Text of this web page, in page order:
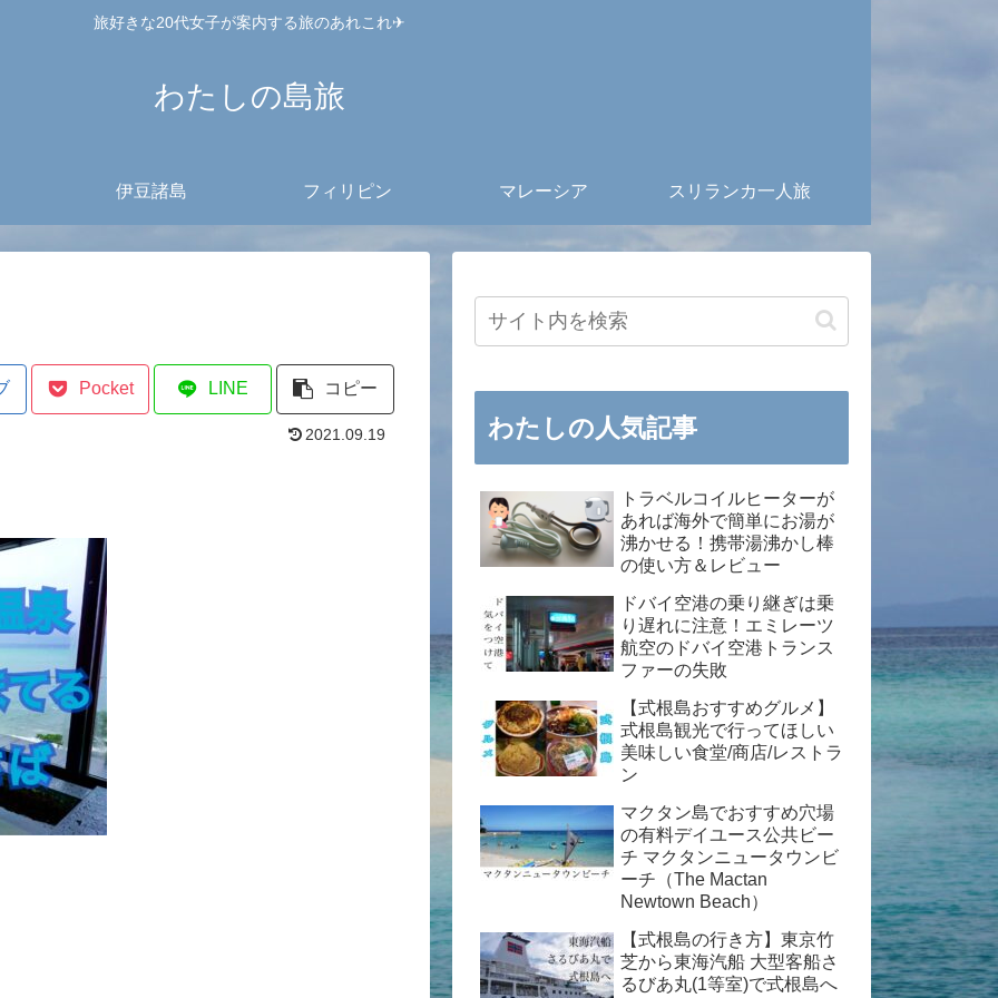
旅好きな20代女子が案内する旅のあれこれ✈︎
わたしの島旅
伊豆諸島 フィリピン マレーシア スリランカ一人旅
Pocket LINE コピー
2021.09.19 わたしの人気記事
トラベルコイルヒーターが
あれば海外で簡単にお湯が
沸かせる！携帯湯沸かし棒
の使い方＆レビュー
ドバイ空港の乗り継ぎは乗
り遅れに注意！エミレーツ
航空のドバイ空港トランス
ファーの失敗
【式根島おすすめグルメ】
式根島観光で行ってほしい
美味しい食堂/商店/レストラ
ン
マクタン島でおすすめ穴場
の有料デイユース公共ビー
チ マクタンニュータウンビ
ーチ（The Mactan
Newtown Beach）
【式根島の行き方】東京竹
芝から東海汽船 大型客船さ
るびあ丸(1等室)で式根島へ